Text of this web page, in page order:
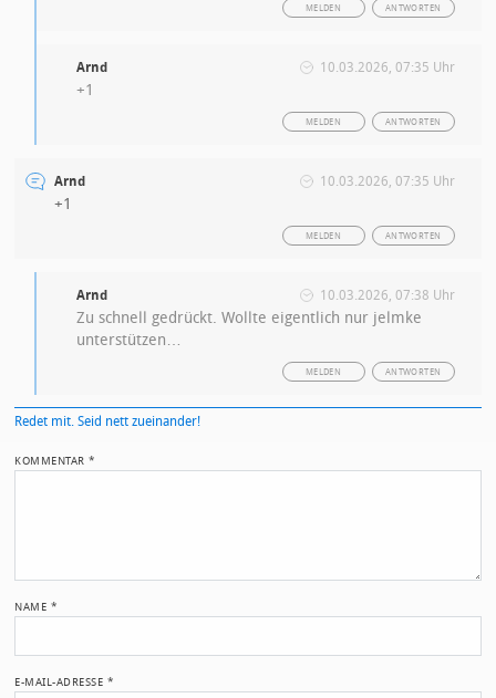
ANTWORTEN
MELDEN
Arnd 10.03.2026, 07:35 Uhr
+1
ANTWORTEN
MELDEN
Arnd 10.03.2026, 07:35 Uhr
+1
ANTWORTEN
MELDEN
Arnd 10.03.2026, 07:38 Uhr
Zu schnell gedrückt. Wollte eigentlich nur jelmke
unterstützen…
ANTWORTEN
MELDEN
Redet mit. Seid nett zueinander!
KOMMENTAR*
NAME *
E-MAIL-ADRESSE *